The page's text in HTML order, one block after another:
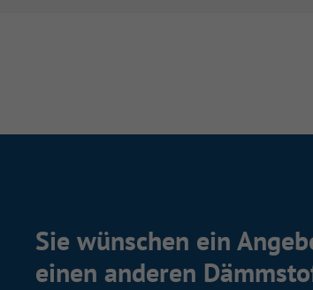
Sie wünschen ein
einen anderen